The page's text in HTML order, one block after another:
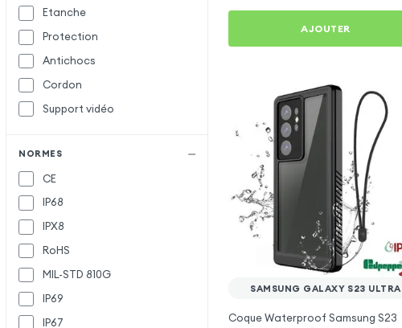
Etanche
Protection
Antichocs
Cordon
Support vidéo
NORMES
CE
IP68
IPX8
RoHS
MIL-STD 810G
IP69
IP67
AJOUTER
SAMSUNG GALAXY S23 ULTRA
Coque Waterproof Samsung S23